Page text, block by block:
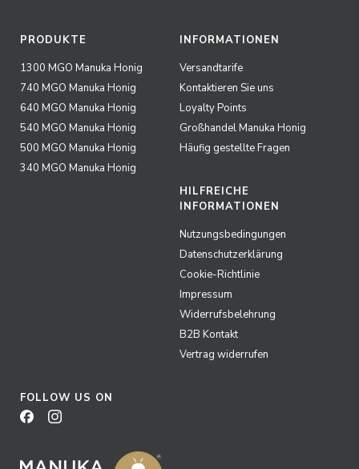
PRODUKTE
1300 MGO Manuka Honig
740 MGO Manuka Honig
640 MGO Manuka Honig
540 MGO Manuka Honig
500 MGO Manuka Honig
340 MGO Manuka Honig
INFORMATIONEN
Versandtarife
Kontaktieren Sie uns
Loyalty Points
Großhandel Manuka Honig
Häufig gestellte Fragen
HILFREICHE
INFORMATIONEN
Nutzungsbedingungen
Datenschutzerklärung
Cookie-Richtlinie
Impressum
Widerrufsbelehrung
B2B Kontakt
Vertrag widerrufen
FOLLOW US ON